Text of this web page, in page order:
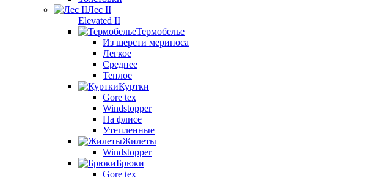
Лес II
Elevated II
Термобелье
Из шерсти мериноса
Легкое
Среднее
Теплое
Куртки
Gore tex
Windstopper
На флисе
Утепленные
Жилеты
Windstopper
Брюки
Gore tex